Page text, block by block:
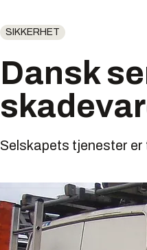
SIKKERHET
Dansk
Selskapets tjenester